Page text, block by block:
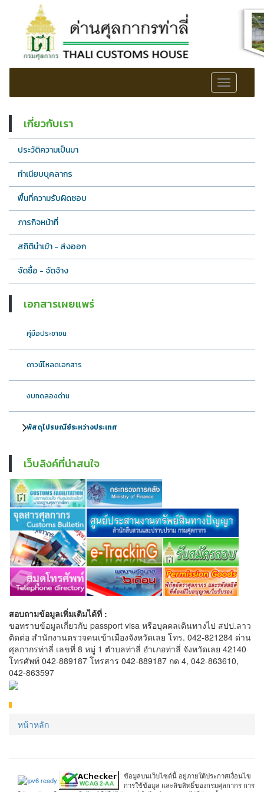
Toggle
navigation
เกี่ยวกับเรา
ประวัติความเป็นมา
ทำเนียบบุคลากร
พื้นที่ความรับผิดชอบ
ภารกิจหน้าที่
สถิตินำเข้า - ส่งออก
จัดซื้อ - จัดจ้าง
เอกสารเผยแพร่
คู่มือประชาชน
ดาวน์โหลดเอกสาร
งบทดลองด่าน
พัสดุไปรษณีย์ระหว่างประเทศ
เว็บลิงค์ที่น่าสนใจ
สอบถามข้อมูลเพิ่มเติมได้ที่ :
ขอทราบข้อมูลเกี่ยวกับ passport visa หรือบุคคลเดินทางไป สปป.ลาว
ติดต่อ สำนักงานตรวจคนเข้าเมืองจังหวัดเลย โทร. 042-821284 ด่าน
ศุลกากรท่าลี่ เลขที่ 8 หมู่ 1 ตำบลท่าลี่ อำเภอท่าลี่ จังหวัดเลย 42140
โทรศัพท์ 042-889187 โทรสาร 042-889187 กด 4, 042-863610,
042-863597
หน้าหลัก
ข้อมูลบนเว็บไซต์นี้ อยู่ภายใต้ประกาศเงื่อนไข
การใช้ข้อมูล และลิขสิทธิ์ของกรมศุลกากร การ